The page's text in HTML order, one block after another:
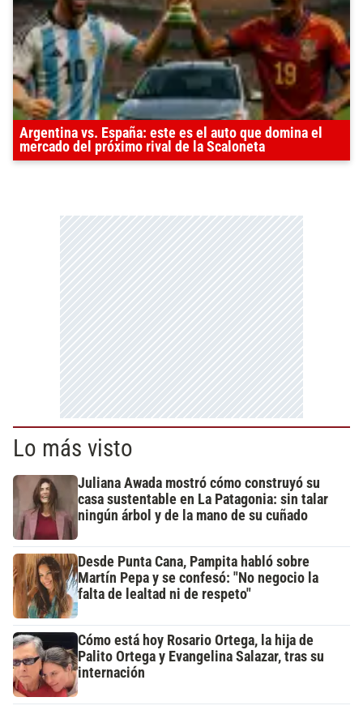
Argentina vs. España: este es el auto que domina el
mercado del próximo rival de la Scaloneta
Lo más visto
Juliana Awada mostró cómo construyó su
casa sustentable en La Patagonia: sin talar
ningún árbol y de la mano de su cuñado
Desde Punta Cana, Pampita habló sobre
Martín Pepa y se confesó: "No negocio la
falta de lealtad ni de respeto"
Cómo está hoy Rosario Ortega, la hija de
Palito Ortega y Evangelina Salazar, tras su
internación